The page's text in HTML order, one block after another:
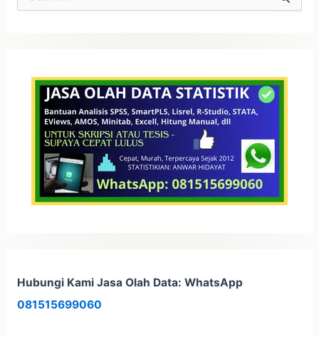
Hubungi Kami Jasa Olah Data: WhatsApp
081515699060